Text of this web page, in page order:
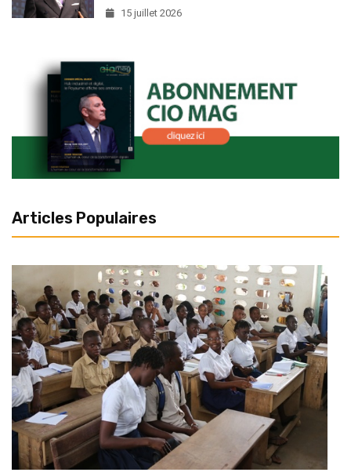
15 juillet 2026
Articles Populaires